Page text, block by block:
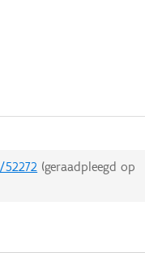
(geraadpleegd op